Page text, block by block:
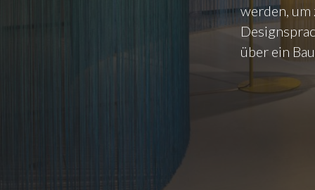
werden, um
über ein